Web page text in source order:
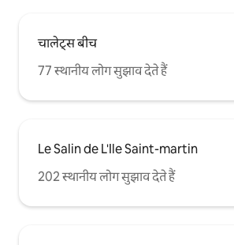
चालेट्स बीच
77 स्थानीय लोग सुझाव देते हैं
Le Salin de L'Ile Saint-martin
202 स्थानीय लोग सुझाव देते हैं